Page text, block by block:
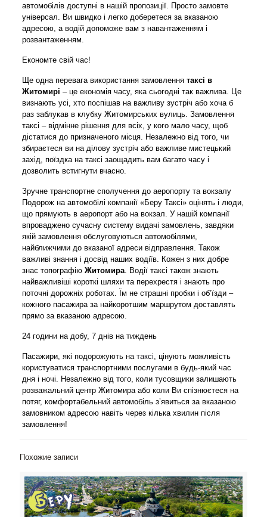
автомобілів доступні в нашій пропозиції. Просто замовте
універсал. Ви швидко і легко доберетеся за вказаною
адресою, а водій допоможе вам з навантаженням і
розвантаженням.
Економте свій час!
Ще одна перевага використання замовлення таксі в
Житомирі – це економія часу, яка сьогодні так важлива. Це
визнають усі, хто поспішав на важливу зустріч або хоча б
раз заблукав в клубку Житомирських вулиць. Замовлення
таксі – відмінне рішення для всіх, у кого мало часу, щоб
дістатися до призначеного місця. Незалежно від того, чи
збираєтеся ви на ділову зустріч або важливе мистецький
захід, поїздка на таксі заощадить вам багато часу і
дозволить встигнути вчасно.
Зручне транспортне сполучення до аеропорту та вокзалу
Подорож на автомобілі компанії «Беру Таксі» оцінять і люди,
що прямують в аеропорт або на вокзал. У нашій компанії
впроваджено сучасну систему видачі замовлень, завдяки
якій замовлення обслуговуються автомобілями,
найближчими до вказаної адреси відправлення. Також
важливі знання і досвід наших водіїв. Кожен з них добре
знає топографію Житомира. Водії таксі також знають
найважливіші короткі шляхи та перехрестя і знають про
поточні дорожніх роботах. Їм не страшні пробки і об’їзди –
кожного пасажира за найкоротшим маршрутом доставлять
прямо за вказаною адресою.
24 години на добу, 7 днів на тиждень
Пасажири, які подорожують на таксі , цінують можливість
користуватися транспортними послугами в будь-який час
дня і ночі. Незалежно від того, коли тусовщики залишають
розважальний центр Житомира або коли Ви спізнюєтеся на
потяг, комфортабельний автомобіль з’явиться за вказаною
замовником адресою навіть через кілька хвилин після
замовлення!
Похожие записи